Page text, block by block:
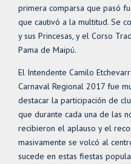
primera comparsa que pasó
que cautivó a la multitud. Se
y sus Princesas, y el Corso
Pama de Maipú.
El Intendente Camilo
Carnaval Regional 2017 fue
destacar la participación de
que durante cada una de las
recibieron el aplauso y el
masivamente se volcó al
sucede en estas fiestas